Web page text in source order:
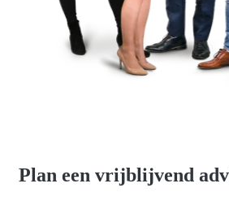
Plan een vrijblijvend